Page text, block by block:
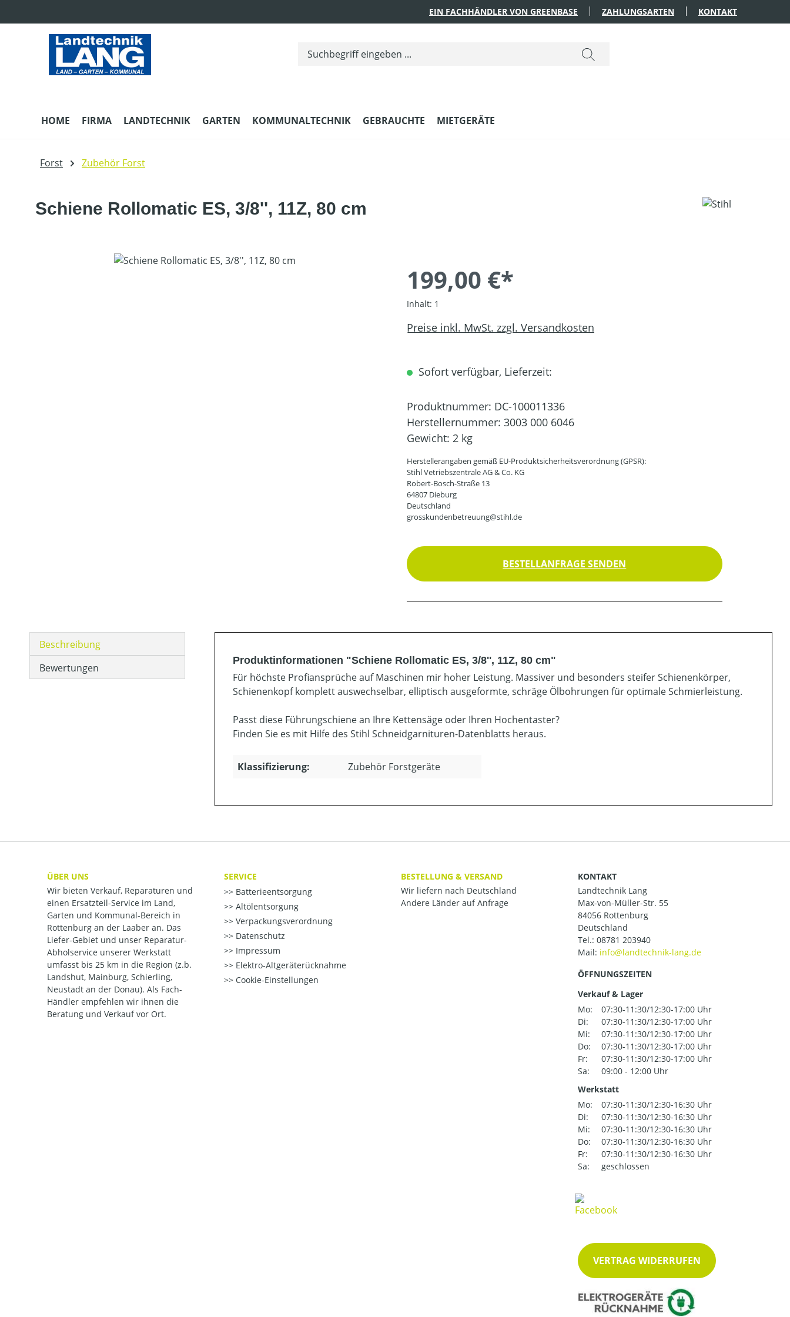
EIN FACHHÄNDLER VON GREENBASE ZAHLUNGSARTEN KONTAKT
HOME FIRMA LANDTECHNIK GARTEN KOMMUNALTECHNIK GEBRAUCHTE MIETGERÄTE
Forst Zubehör Forst
Schiene Rollomatic ES, 3/8'', 11Z, 80 cm
Bildergalerie überspringen
199,00 €*
Inhalt: 1
Preise inkl. MwSt. zzgl. Versandkosten
Sofort verfügbar, Lieferzeit:
Produktnummer: DC-100011336
Herstellernummer: 3003 000 6046
Gewicht: 2 kg
Herstellerangaben gemäß EU-Produktsicherheitsverordnung (GPSR):
Stihl Vetriebszentrale AG & Co. KG
Robert-Bosch-Straße 13
64807 Dieburg
Deutschland
grosskundenbetreuung@stihl.de
BESTELLANFRAGE SENDEN
Beschreibung
Bewertungen
Produktinformationen "Schiene Rollomatic ES, 3/8'', 11Z, 80 cm"
Für höchste Profiansprüche auf Maschinen mir hoher Leistung. Massiver und besonders steifer Schienenkörper,
Schienenkopf komplett auswechselbar, elliptisch ausgeformte, schräge Ölbohrungen für optimale Schmierleistung.
Passt diese Führungschiene an Ihre Kettensäge oder Ihren Hochentaster?
Finden Sie es mit Hilfe des Stihl Schneidgarnituren-Datenblatts heraus.
Klassifizierung: Zubehör Forstgeräte
ÜBER UNS
Wir bieten Verkauf, Reparaturen und
einen Ersatzteil-Service im Land,
Garten und Kommunal-Bereich in
Rottenburg an der Laaber an. Das
Liefer-Gebiet und unser Reparatur-
Abholservice unserer Werkstatt
umfasst bis 25 km in die Region (z.b.
Landshut, Mainburg, Schierling,
Neustadt an der Donau). Als Fach-
Händler empfehlen wir ihnen die
Beratung und Verkauf vor Ort.
SERVICE
Batterieentsorgung
Altölentsorgung
Verpackungsverordnung
Datenschutz
Impressum
Elektro-Altgeräterücknahme
Cookie-Einstellungen
BESTELLUNG & VERSAND
Wir liefern nach Deutschland
Andere Länder auf Anfrage
KONTAKT
Landtechnik Lang
Max-von-Müller-Str. 55
84056 Rottenburg
Deutschland
Tel.: 08781 203940
Mail:
ÖFFNUNGSZEITEN
Verkauf & Lager
Mo:
07:30-11:30/12:30-17:00 Uhr
Di:
07:30-11:30/12:30-17:00 Uhr
Mi:
07:30-11:30/12:30-17:00 Uhr
Do:
07:30-11:30/12:30-17:00 Uhr
Fr:
07:30-11:30/12:30-17:00 Uhr
Sa:
09:00 - 12:00 Uhr
Werkstatt
Mo:
07:30-11:30/12:30-16:30 Uhr
Di:
07:30-11:30/12:30-16:30 Uhr
Mi:
07:30-11:30/12:30-16:30 Uhr
Do:
07:30-11:30/12:30-16:30 Uhr
Fr:
07:30-11:30/12:30-16:30 Uhr
Sa:
geschlossen
VERTRAG WIDERRUFEN